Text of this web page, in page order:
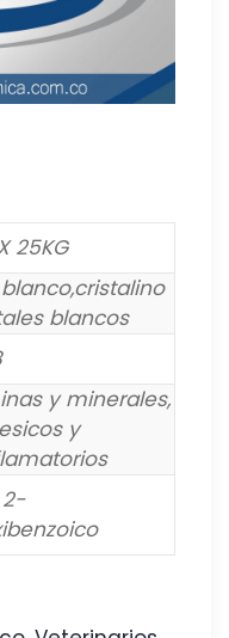
25KG
blancos
y minerales,
y